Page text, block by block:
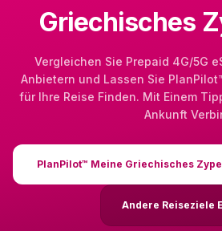
Griechisches
Vergleichen Sie Prepaid 4G/5G
Anbietern und Lassen Sie
für Ihre Reise Finden. Mit Einem
Ankunft
PlanPilot™ Meine Griechisches
Andere Reiseziele